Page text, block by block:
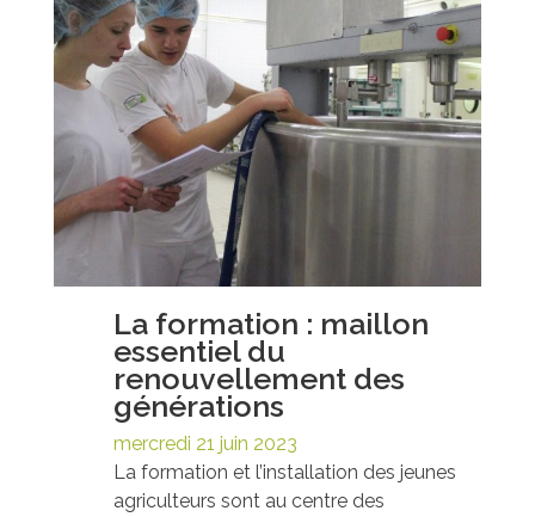
La formation : maillon
essentiel du
renouvellement des
générations
mercredi 21 juin 2023
La formation et l’installation des jeunes
agriculteurs sont au centre des